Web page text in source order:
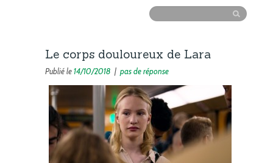
Le corps douloureux de Lara
Publié le14/10/2018 | pas de réponse